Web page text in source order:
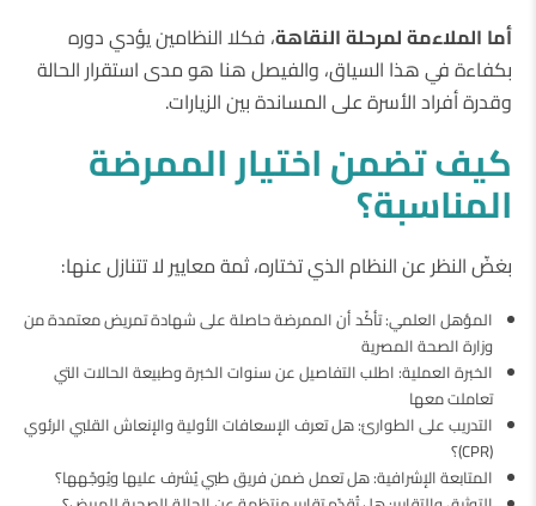
أما الملاءمةلمرحلةالنقاهة، فكلا النظامين يؤدي دوره
بكفاءة في هذا السياق، والفيصل هنا هو مدى استقرار الحالة
وقدرة أفراد الأسرة على المساندة بين الزيارات.
كيفتضمناختيارالممرضة
المناسبة؟
بغضّ النظر عن النظام الذي تختاره، ثمة معايير لا تتنازل عنها:
المؤهل العلمي: تأكّد أن الممرضة حاصلة على شهادة تمريض معتمدة من
وزارة الصحة المصرية
الخبرة العملية: اطلب التفاصيل عن سنوات الخبرة وطبيعة الحالات التي
تعاملت معها
التدريب على الطوارئ: هل تعرف الإسعافات الأولية والإنعاش القلبي الرئوي
(CPR)؟
المتابعة الإشرافية: هل تعمل ضمن فريق طبي يُشرف عليها ويُوجّهها؟